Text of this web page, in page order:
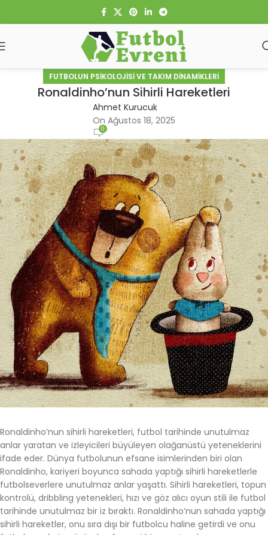
FUTBOLUN PSIKOLOJISI VE TAKIM DINAMIKLERI
Ronaldinho’nun Sihirli Hareketleri
Ahmet Kurucuk
On Ağustos 18, 2025
0
Ronaldinho’nun sihirli hareketleri, futbol tarihinde unutulmaz
anlar yaratan ve izleyicileri büyüleyen olağanüstü yeteneklerini
ifade eder. Dünya futbolunun efsane isimlerinden biri olan
Ronaldinho, kariyeri boyunca sahada yaptığı sihirli hareketlerle
futbolseverlere unutulmaz anlar yaşattı. Sihirli hareketleri, topun
kontrolü, dribbling yetenekleri, hızı ve göz alıcı oyun stili ile futbol
tarihinde unutulmaz bir iz bıraktı. Ronaldinho’nun sahada yaptığı
sihirli hareketler, onu sıra dışı bir futbolcu haline getirdi ve onu